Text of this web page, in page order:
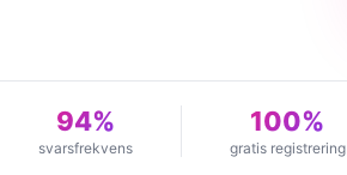
94%
svarsfrekvens
100%
gratis registrering